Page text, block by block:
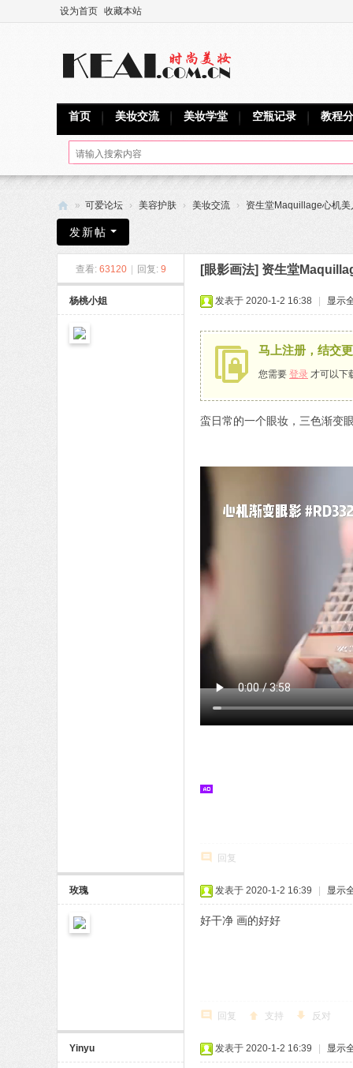
设为首页 收藏本站
首页 美妆交流 美妆学堂 空瓶记录 教程
» 可爱论坛 › 美容护肤 › 美妆交流 › 资生堂Maquillage心机
发新帖
查看: 63120 回复: 9 [眼影画法] 资生堂
杨桃小姐 发表于 2020-1-2 16:38 显示
马上注册，结交
您需要 登录 才可以下
蛮日常的一个眼妆，三色渐变
回复
玫瑰 发表于 2020-1-2 16:39 显示
好干净 画的好好
回复 支持 反对
Yinyu 发表于 2020-1-2 16:39 显示